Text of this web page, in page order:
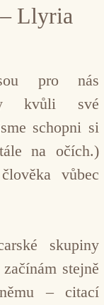
Llyria
pro nás
kvůli své
schopni si
na očích.)
vůbec
skupiny
stejně
– citací